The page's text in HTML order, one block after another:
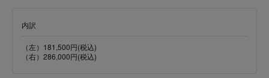
内訳
（左）181,500円(税込)
（右）286,000円(税込)